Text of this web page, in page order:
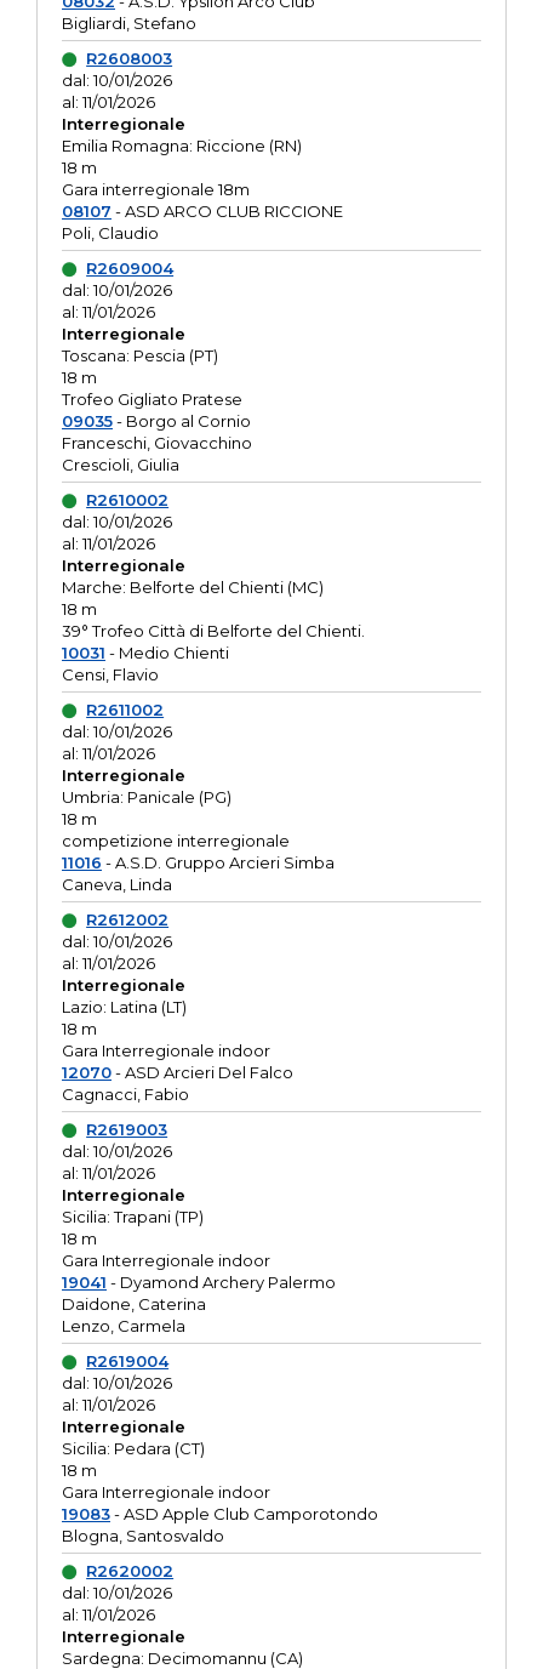
Bigliardi, Stefano
R2608003
dal: 10/01/2026
al: 11/01/2026
Interregionale
Emilia Romagna: Riccione (RN)
18 m
Gara interregionale 18m
08107 - ASD ARCO CLUB RICCIONE
Poli, Claudio
R2609004
dal: 10/01/2026
al: 11/01/2026
Interregionale
Toscana: Pescia (PT)
18 m
Trofeo Gigliato Pratese
09035- Borgo al Cornio
Franceschi, Giovacchino
Crescioli, Giulia
R2610002
dal: 10/01/2026
al: 11/01/2026
Interregionale
Marche: Belforte del Chienti (MC)
18 m
39° Trofeo Città di Belforte del Chienti.
10031 - Medio Chienti
Censi, Flavio
R2611002
dal: 10/01/2026
al: 11/01/2026
Interregionale
Umbria: Panicale (PG)
18 m
competizione interregionale
11016 - A.S.D. Gruppo Arcieri Simba
Caneva, Linda
R2612002
dal: 10/01/2026
al: 11/01/2026
Interregionale
Lazio: Latina (LT)
18 m
Gara Interregionale indoor
12070- ASD Arcieri Del Falco
Cagnacci, Fabio
R2619003
dal: 10/01/2026
al: 11/01/2026
Interregionale
Sicilia: Trapani (TP)
18 m
Gara Interregionale indoor
19041 - Dyamond Archery Palermo
Daidone, Caterina
Lenzo, Carmela
R2619004
dal: 10/01/2026
al: 11/01/2026
Interregionale
Sicilia: Pedara (CT)
18 m
Gara Interregionale indoor
19083- ASD Apple Club Camporotondo
Blogna, Santosvaldo
R2620002
dal: 10/01/2026
al: 11/01/2026
Interregionale
Sardegna: Decimomannu (CA)